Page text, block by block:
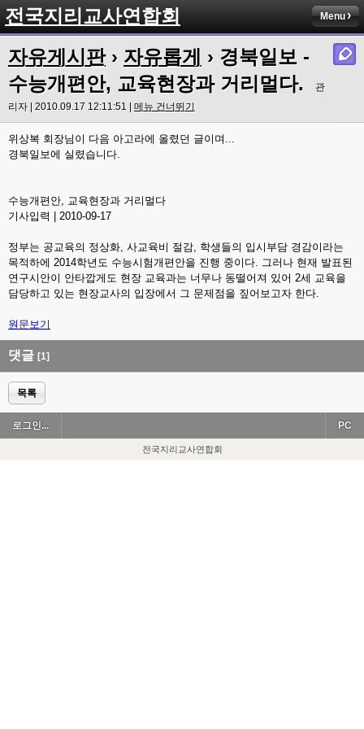
전국지리교사연합회 Menu
자유게시판› 자유롭게 › 경북일보 -
수능개편안, 교육현장과 거리멀다.
관
리자 | 2010.09.17 12:11:51 | 메뉴 건너뛰기
위상복 회장님이 다음 아고라에 올렸던 글이며...
경북일보에 실렸습니다.
수능개편안, 교육현장과 거리멀다
기사입력 | 2010-09-17
정부는 공교육의 정상화, 사교육비 절감, 학생들의 입시부담 경감이라는
목적하에 2014학년도 수능시험개편안을 진행 중이다. 그러나 현재 발표된
연구시안이 안타깝게도 현장 교육과는 너무나 동떨어져 있어 2세 교육을
담당하고 있는 현장교사의 입장에서 그 문제점을 짚어보고자 한다.
원문보기
댓글 [1]
목록
로그인... PC
전국지리교사연합회